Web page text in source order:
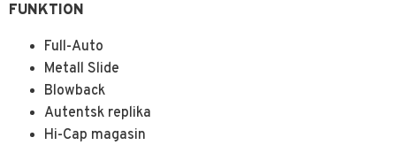
FUNKTION
Full-Auto
Metall Slide
Blowback
Autentsk replika
Hi-Cap magasin